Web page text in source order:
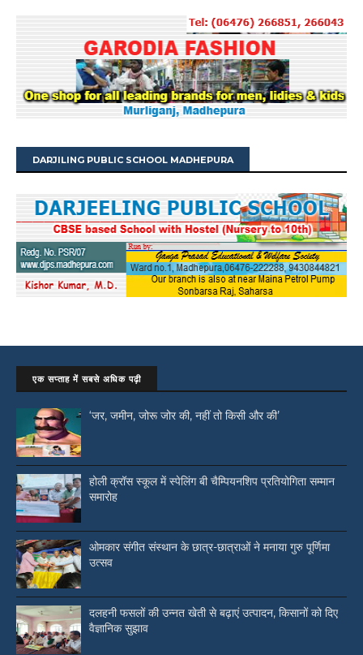
DARJILING PUBLIC SCHOOL MADHEPURA
एक सप्ताह में सबसे अधिक पढ़ी
‘जर, जमीन, जोरू जोर की, नहीं तो किसी और की’
होली क्रॉस स्कूल में स्पेलिंग बी चैम्पियनशिप प्रतियोगिता सम्मान
समारोह
ओमकार संगीत संस्थान के छात्र-छात्राओं ने मनाया गुरु पूर्णिमा
उत्सव
दलहनी फसलों की उन्नत खेती से बढ़ाएं उत्पादन, किसानों को दिए
वैज्ञानिक सुझाव